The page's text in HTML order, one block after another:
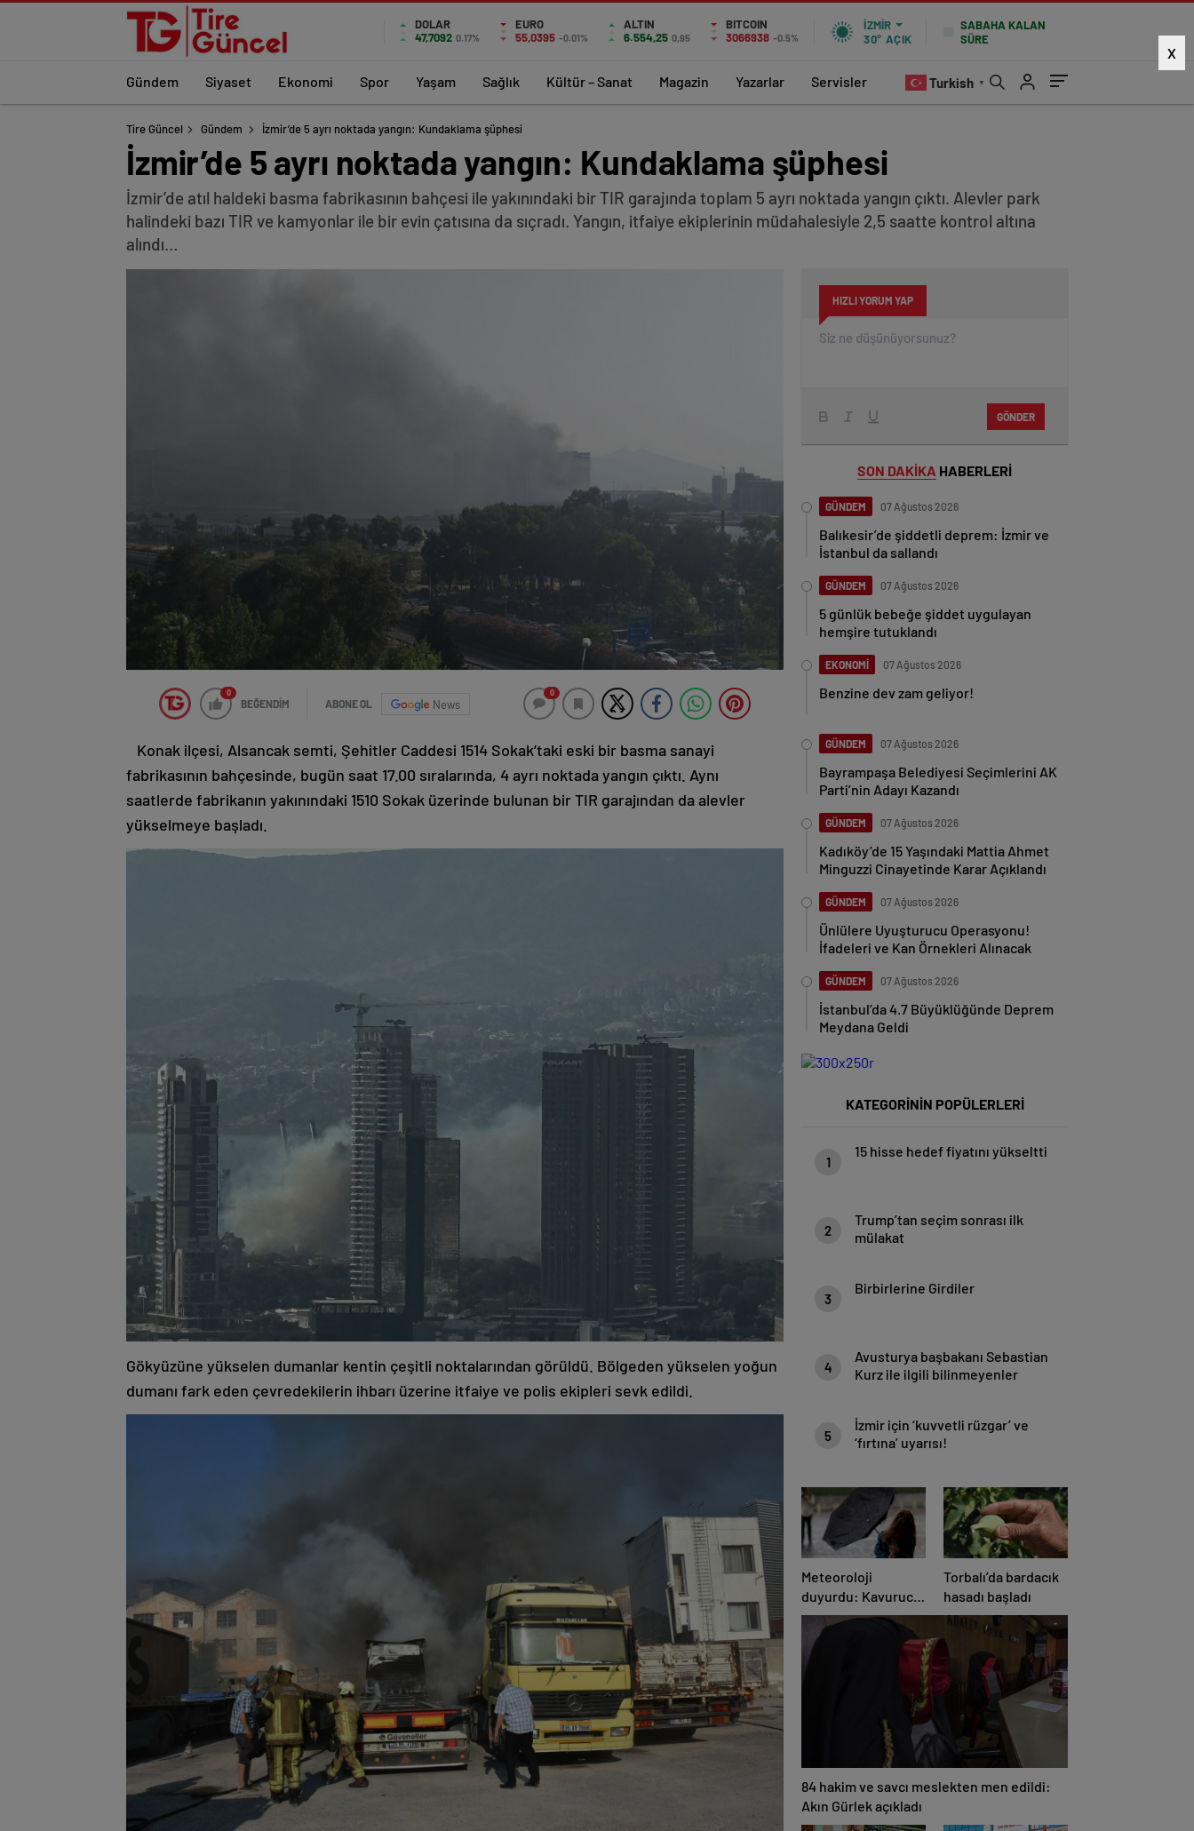
DOLAR
47,7092 0.17%
EURO
55,0395 -0.01%
ALTIN
6.554,25 0,95
BITCOIN
3066938 -0.5%
İZMIR
30° AÇIK
SABAHA KALAN
SÜRE
Gündem Siyaset Ekonomi Spor Yaşam Sağlık Kültür – Sanat Magazin Yazarlar Servisler Turkish ▼
X
Tire Güncel Gündem İzmir’de 5 ayrı noktada yangın: Kundaklama şüphesi
İzmir’de 5 ayrı noktada yangın: Kundaklama şüphesi
İzmir’de atıl haldeki basma fabrikasının bahçesi ile yakınındaki bir TIR garajında toplam 5 ayrı noktada yangın çıktı. Alevler park
halindeki bazı TIR ve kamyonlar ile bir evin çatısına da sıçradı. Yangın, itfaiye ekiplerinin müdahalesiyle 2,5 saatte kontrol altına
alındı…
0
BEĞENDİM ABONE OL News
0
Konak ilçesi, Alsancak semti, Şehitler Caddesi 1514 Sokak’taki eski bir basma sanayi
fabrikasının bahçesinde, bugün saat 17.00 sıralarında, 4 ayrı noktada yangın çıktı. Aynı
saatlerde fabrikanın yakınındaki 1510 Sokak üzerinde bulunan bir TIR garajından da alevler
yükselmeye başladı.
Gökyüzüne yükselen dumanlar kentin çeşitli noktalarından görüldü. Bölgeden yükselen yoğun
dumanı fark eden çevredekilerin ihbarı üzerine itfaiye ve polis ekipleri sevk edildi.
HIZLI YORUM YAP
GÖNDER
SON DAKİKA HABERLERİ
GÜNDEM 07 Ağustos 2026
Balıkesir’de şiddetli deprem: İzmir ve
İstanbul da sallandı
GÜNDEM 07 Ağustos 2026
5 günlük bebeğe şiddet uygulayan
hemşire tutuklandı
EKONOMİ 07 Ağustos 2026
Benzine dev zam geliyor!
GÜNDEM 07 Ağustos 2026
Bayrampaşa Belediyesi Seçimlerini AK
Parti’nin Adayı Kazandı
GÜNDEM 07 Ağustos 2026
Kadıköy’de 15 Yaşındaki Mattia Ahmet
Minguzzi Cinayetinde Karar Açıklandı
GÜNDEM 07 Ağustos 2026
Ünlülere Uyuşturucu Operasyonu!
İfadeleri ve Kan Örnekleri Alınacak
GÜNDEM 07 Ağustos 2026
İstanbul’da 4.7 Büyüklüğünde Deprem
Meydana Geldi
KATEGORİNİN POPÜLERLERİ
1
15 hisse hedef fiyatını yükseltti
2
Trump’tan seçim sonrası ilk
mülakat
3
Birbirlerine Girdiler
4
Avusturya başbakanı Sebastian
Kurz ile ilgili bilinmeyenler
5
İzmir için ‘kuvvetli rüzgar’ ve
‘fırtına’ uyarısı!
Meteoroloji
duyurdu: Kavurucu
sıcaklara sağanak
ve rüzgar arası
Torbalı’da bardacık
hasadı başladı
84 hakim ve savcı meslekten men edildi:
Akın Gürlek açıkladı